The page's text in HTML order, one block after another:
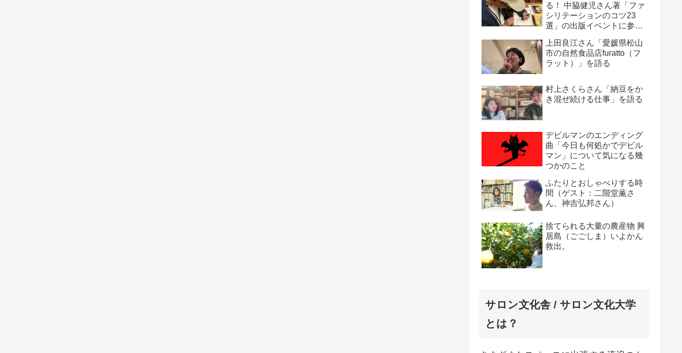
る！ 中脇健児さん著「ファ
シリテーションのコツ23
選」の出版イベントに参加
上田良江さん「愛媛県松山
市の自然食品店furatto（フ
ラット）」を語る
村上さくらさん「納豆をか
き混ぜ続ける仕事」を語る
デビルマンのエンディング
曲「今日も何処かでデビル
マン」について気になる幾
つかのこと
ふたりとおしゃべりする時
間（ゲスト：二階堂薫さ
ん、神吉弘邦さん）
捨てられる大量の農産物 興
居島（ごごしま）いよかん
救出。
サロン文化舎 / サロン文化大学
とは？